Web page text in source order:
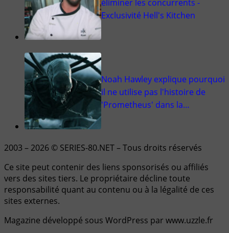
éliminer les concurrents -
Exclusivité Hell's Kitchen
Noah Hawley explique pourquoi
il ne utilise pas l'histoire de
'Prometheus' dans la…
2003 – 2026 © SERIES-80.NET – Tous droits réservés
Ce site peut contenir des liens sponsorisés ou affiliés
vers des sites tiers. Le propriétaire décline toute
responsabilité quant au contenu ou à la légalité de ces
sites externes.
Magazine développé sous WordPress par www.uzzle.fr